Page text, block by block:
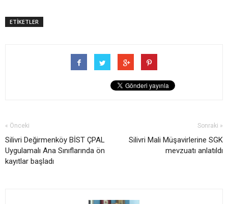
ETİKETLER
« Önceki
Silivri Değirmenköy BİST ÇPAL
Uygulamalı Ana Sınıflarında ön
kayıtlar başladı
Sonraki »
Silivri Mali Müşavirlerine SGK
mevzuatı anlatıldı